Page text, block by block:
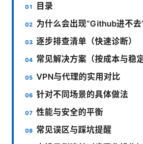
目录
为什么会出现“Github进不去
逐步排查清单（快速诊断）
常见解决方案（按成本与稳
VPN与代理的实用对比
针对不同场景的具体做法
性能与安全的平衡
常见误区与踩坑提醒